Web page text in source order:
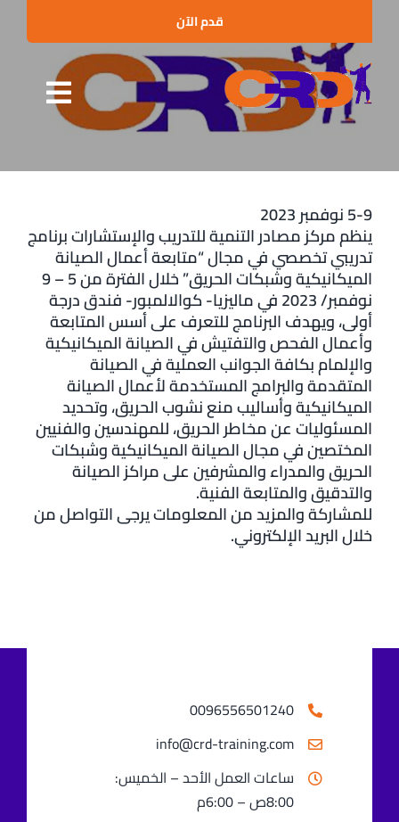
content
قدم الآن
الرئيسية
من نحن
الإستشارات
العملاء والشراكات
الأخبار
الفعاليات
اتصل بنا
5-9 نوفمبر 2023
ينظم مركز مصادر التنمية للتدريب والإستشارات برنامج
تدريبي تخصصي في مجال “متابعة أعمال الصيانة
الميكانيكية وشبكات الحريق” خلال الفترة من 5 – 9
نوفمبر/ 2023 في ماليزيا- كوالالمبور- فندق درجة
أولى، ويهدف البرنامج للتعرف على أسس المتابعة
وأعمال الفحص والتفتيش في الصيانة الميكانيكية
والإلمام بكافة الجوانب العملية في الصيانة
المتقدمة والبرامج المستخدمة لأعمال الصيانة
الميكانيكية وأساليب منع نشوب الحريق، وتحديد
المسئوليات عن مخاطر الحريق، للمهندسين والفنيين
المختصين في مجال الصيانة الميكانيكية وشبكات
الحريق والمدراء والمشرفين على مراكز الصيانة
والتدقيق والمتابعة الفنية.
للمشاركة والمزيد من المعلومات يرجى التواصل من
خلال البريد الإلكتروني.
0096556501240⁩
info@crd-training.com
ساعات العمل الأحد – الخميس:
8:00ص – 6:00م